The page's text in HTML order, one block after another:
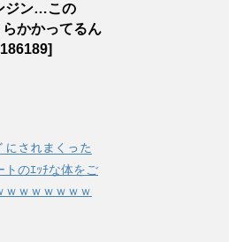
ジン…この
かかってるん
にされまくった
トのｴｯﾁな体をご
ｗｗｗｗｗｗｗ